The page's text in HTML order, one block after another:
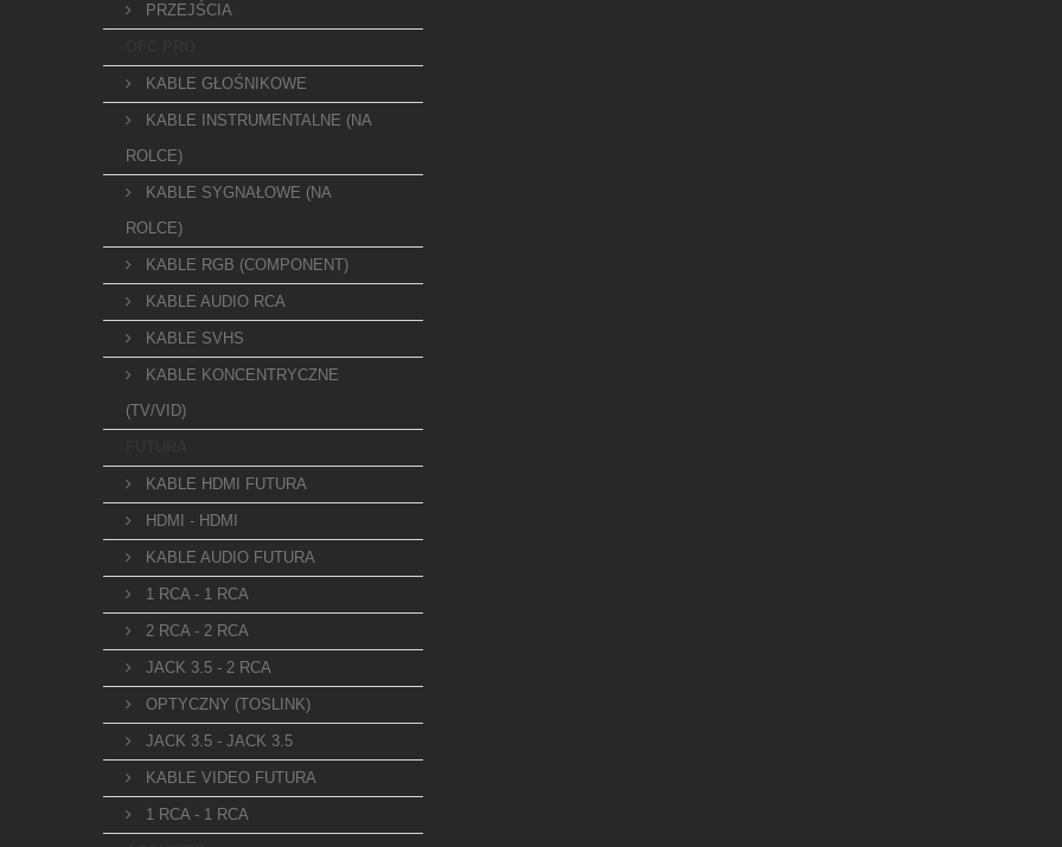
PRZEJŚCIA
KABLE GŁOŚNIKOWE
KABLE INSTRUMENTALNE (NA
ROLCE)
KABLE SYGNAŁOWE (NA
ROLCE)
KABLE RGB (COMPONENT)
KABLE AUDIO RCA
KABLE SVHS
KABLE KONCENTRYCZNE
(TV/VID)
KABLE HDMI FUTURA
HDMI - HDMI
KABLE AUDIO FUTURA
1 RCA - 1 RCA
2 RCA - 2 RCA
JACK 3.5 - 2 RCA
OPTYCZNY (TOSLINK)
JACK 3.5 - JACK 3.5
KABLE VIDEO FUTURA
1 RCA - 1 RCA